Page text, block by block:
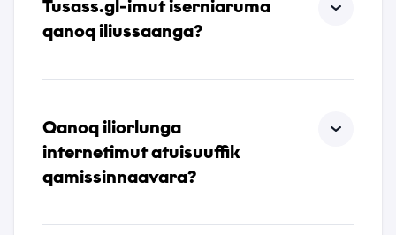
Tusass.gl-imut iserniaruma
qanoq iliussaanga?
Qanoq iliorlunga
internetimut atuisuuffik
qamissinnaavara?